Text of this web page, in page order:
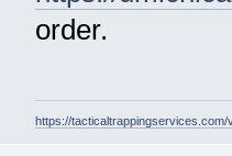
order.
https://tacticaltrappingservices.com/